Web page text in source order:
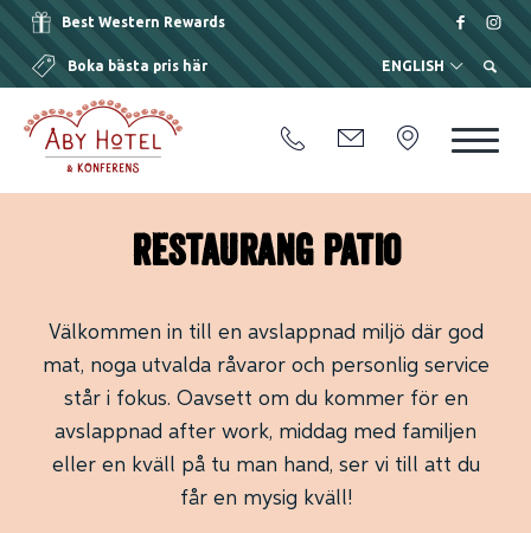
Best Western Rewards
Boka bästa pris här ENGLISH
Restaurang Patio
Välkommen in till en avslappnad miljö där god
mat, noga utvalda råvaror och personlig service
står i fokus. Oavsett om du kommer för en
avslappnad after work, middag med familjen
eller en kväll på tu man hand, ser vi till att du
får en mysig kväll!